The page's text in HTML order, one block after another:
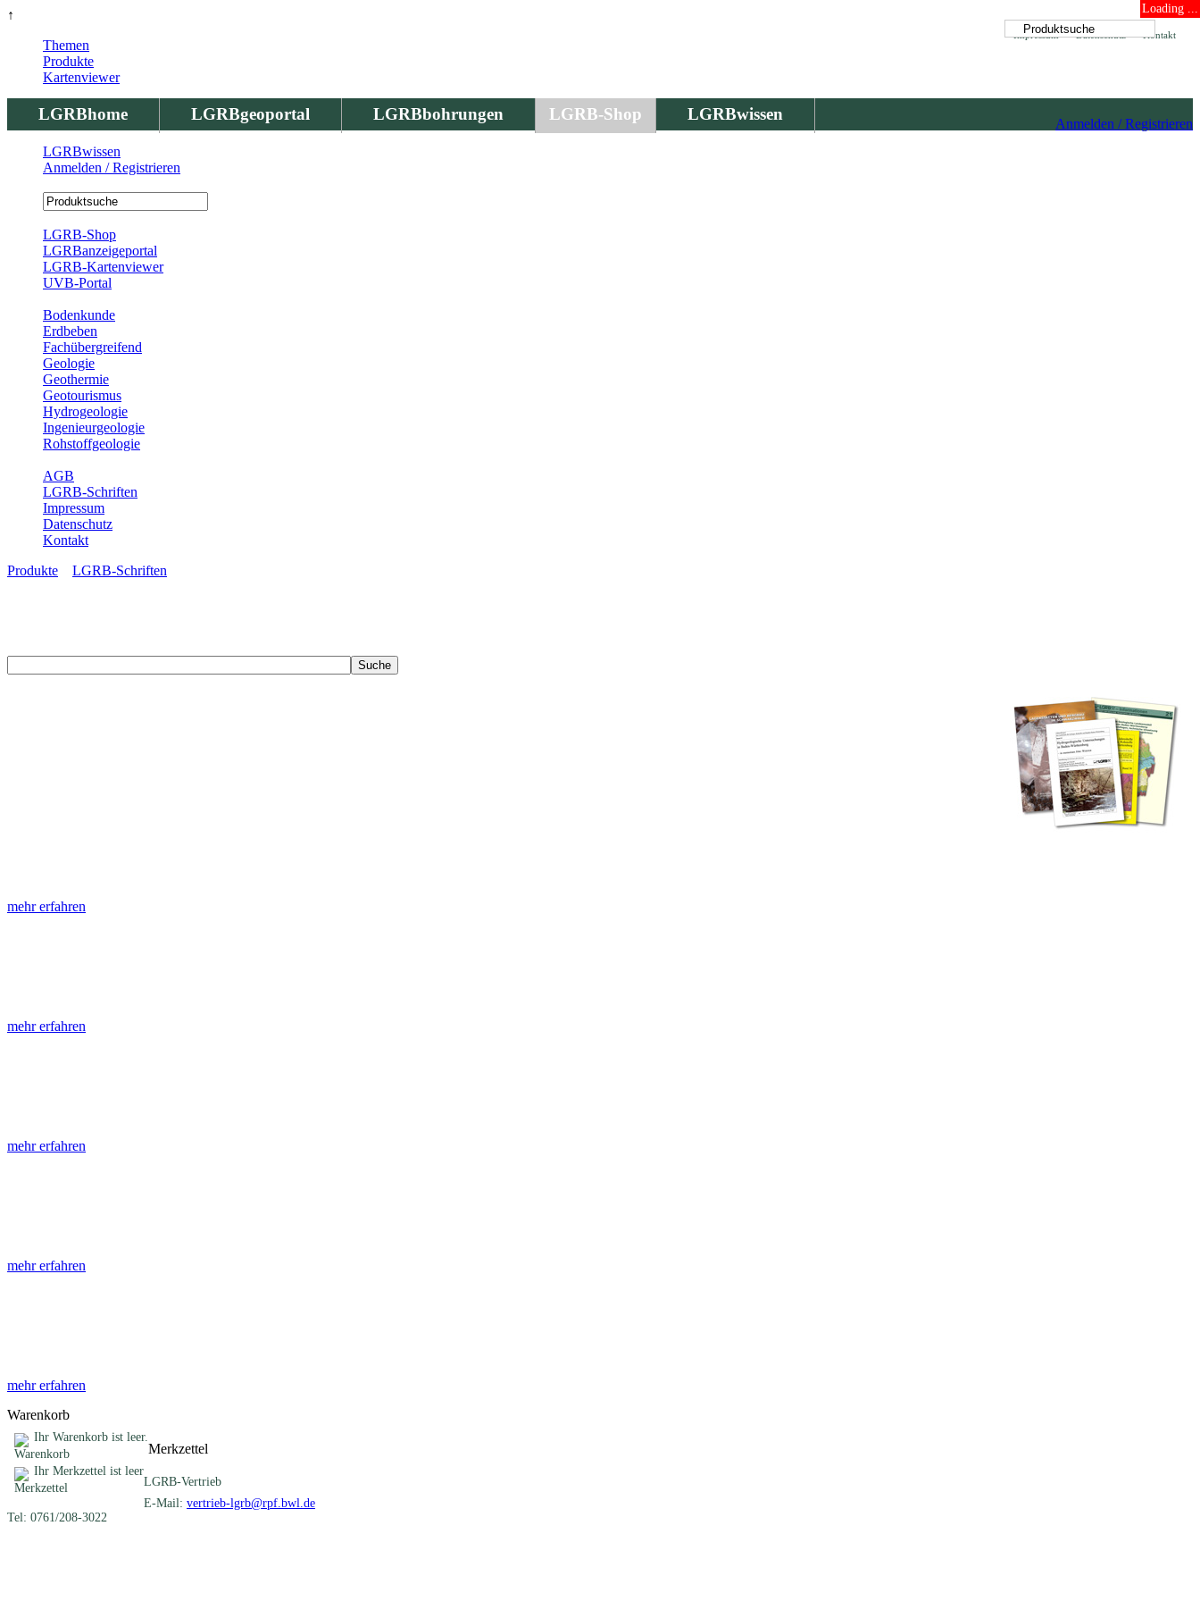
↑ Loading ...
Kontakt
Datenschutz
Impressum
LGRBhome LGRBgeoportal LGRBbohrungen LGRB-Shop LGRBwissen
Anmelden / Registrieren
Themen
Produkte
Kartenviewer
LGRBwissen
Anmelden / Registrieren
LGRB-Shop
LGRBanzeigeportal
LGRB-Kartenviewer
UVB-Portal
Bodenkunde
Erdbeben
Fachübergreifend
Geologie
Geothermie
Geotourismus
Hydrogeologie
Ingenieurgeologie
Rohstoffgeologie
AGB
LGRB-Schriften
Impressum
Datenschutz
Kontakt
Produkte
LGRB-Schriften
mehr erfahren
mehr erfahren
mehr erfahren
mehr erfahren
mehr erfahren
Warenkorb
Ihr Warenkorb ist leer.
Merkzettel
Ihr Merkzettel ist leer
LGRB-Vertrieb
E-Mail: vertrieb-lgrb@rpf.bwl.de
Tel: 0761/208-3022